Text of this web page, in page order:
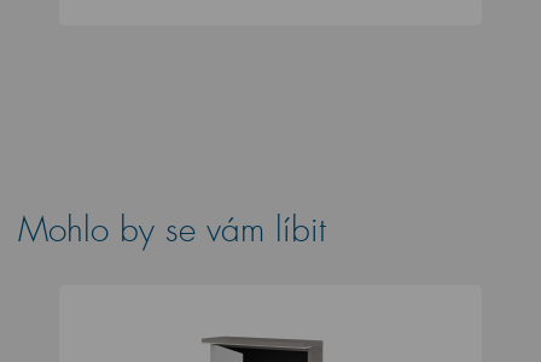
Mohlo by se vám líbit